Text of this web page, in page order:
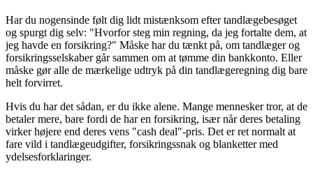
Har du nogensinde følt dig lidt mistænksom efter tandlægebesøget
og spurgt dig selv: "Hvorfor steg min regning, da jeg fortalte dem, at
jeg havde en forsikring?" Måske har du tænkt på, om tandlæger og
forsikringsselskaber går sammen om at tømme din bankkonto. Eller
måske gør alle de mærkelige udtryk på din tandlægeregning dig bare
helt forvirret.
Hvis du har det sådan, er du ikke alene. Mange mennesker tror, at de
betaler mere, bare fordi de har en forsikring, især når deres betaling
virker højere end deres vens "cash deal"-pris. Det er ret normalt at
fare vild i tandlægeudgifter, forsikringssnak og blanketter med
ydelsesforklaringer.